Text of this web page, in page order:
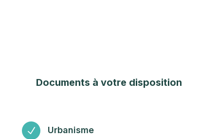
Documents à votre disposition
N Urbanisme